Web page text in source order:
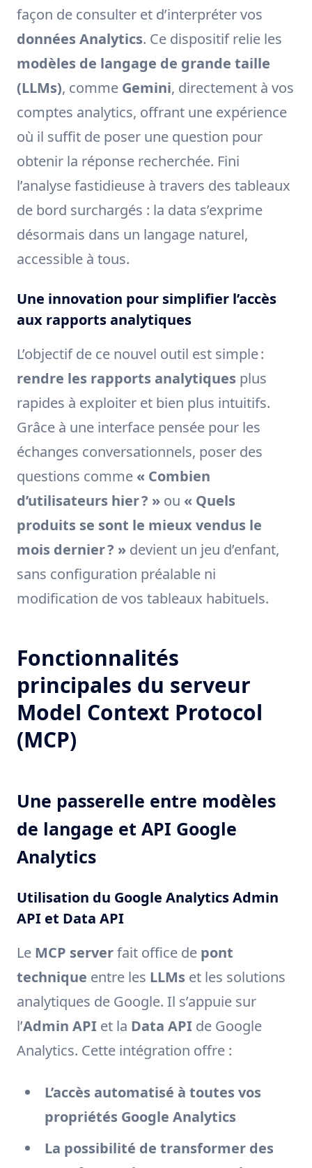
façon de consulter et d’interpréter vos
données Analytics. Ce dispositif relie les
modèles de langage de grande taille
(LLMs), comme Gemini, directement à vos
comptes analytics, offrant une expérience
où il suffit de poser une question pour
obtenir la réponse recherchée. Fini
l’analyse fastidieuse à travers des tableaux
de bord surchargés : la data s’exprime
désormais dans un langage naturel,
accessible à tous.
Une innovation pour simplifier l’accès
aux rapports analytiques
L’objectif de ce nouvel outil est simple :
rendre les rapports analytiques plus
rapides à exploiter et bien plus intuitifs.
Grâce à une interface pensée pour les
échanges conversationnels, poser des
questions comme « Combien
d’utilisateurs hier ? » ou « Quels
produits se sont le mieux vendus le
mois dernier ? » devient un jeu d’enfant,
sans configuration préalable ni
modification de vos tableaux habituels.
Fonctionnalités
principales du serveur
Model Context Protocol
(MCP)
Une passerelle entre modèles
de langage et API Google
Analytics
Utilisation du Google Analytics Admin
API et Data API
Le MCP serverfait office de pont
technique entre les LLMs et les solutions
analytiques de Google. Il s’appuie sur
l’Admin API et la Data API de Google
Analytics. Cette intégration offre :
L’accès automatisé à toutes vos
propriétés Google Analytics
La possibilité de transformer des